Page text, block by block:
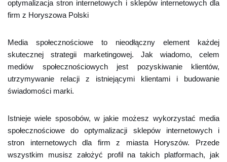
optymalizacja stron internetowych i sklepów internetowych dla
firm z Horyszowa Polski
Media społecznościowe to nieodłączny element każdej
skutecznej strategii marketingowej. Jak wiadomo, celem
mediów społecznościowych jest pozyskiwanie klientów,
utrzymywanie relacji z istniejącymi klientami i budowanie
świadomości marki.
Istnieje wiele sposobów, w jakie możesz wykorzystać media
społecznościowe do optymalizacji sklepów internetowych i
stron internetowych dla firm z miasta Horyszów. Przede
wszystkim musisz założyć profil na takich platformach, jak